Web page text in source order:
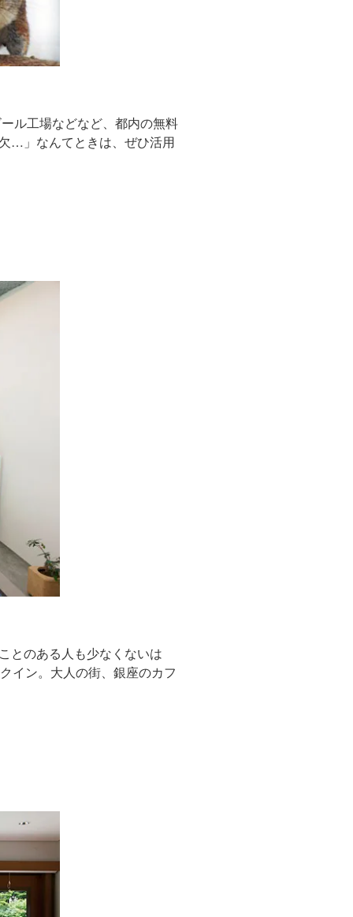
ル工場などなど、都内の無料
…」なんてときは、ぜひ活用
のある人も少なくないは
イン。大人の街、銀座のカフ